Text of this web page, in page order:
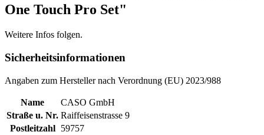
One Touch Pro Set"
Weitere Infos folgen.
Sicherheitsinformationen
Angaben zum Hersteller nach Verordnung (EU) 2023/988
Name
CASO GmbH
Straße u. Nr. Raiffeisenstrasse 9
Postleitzahl
59757